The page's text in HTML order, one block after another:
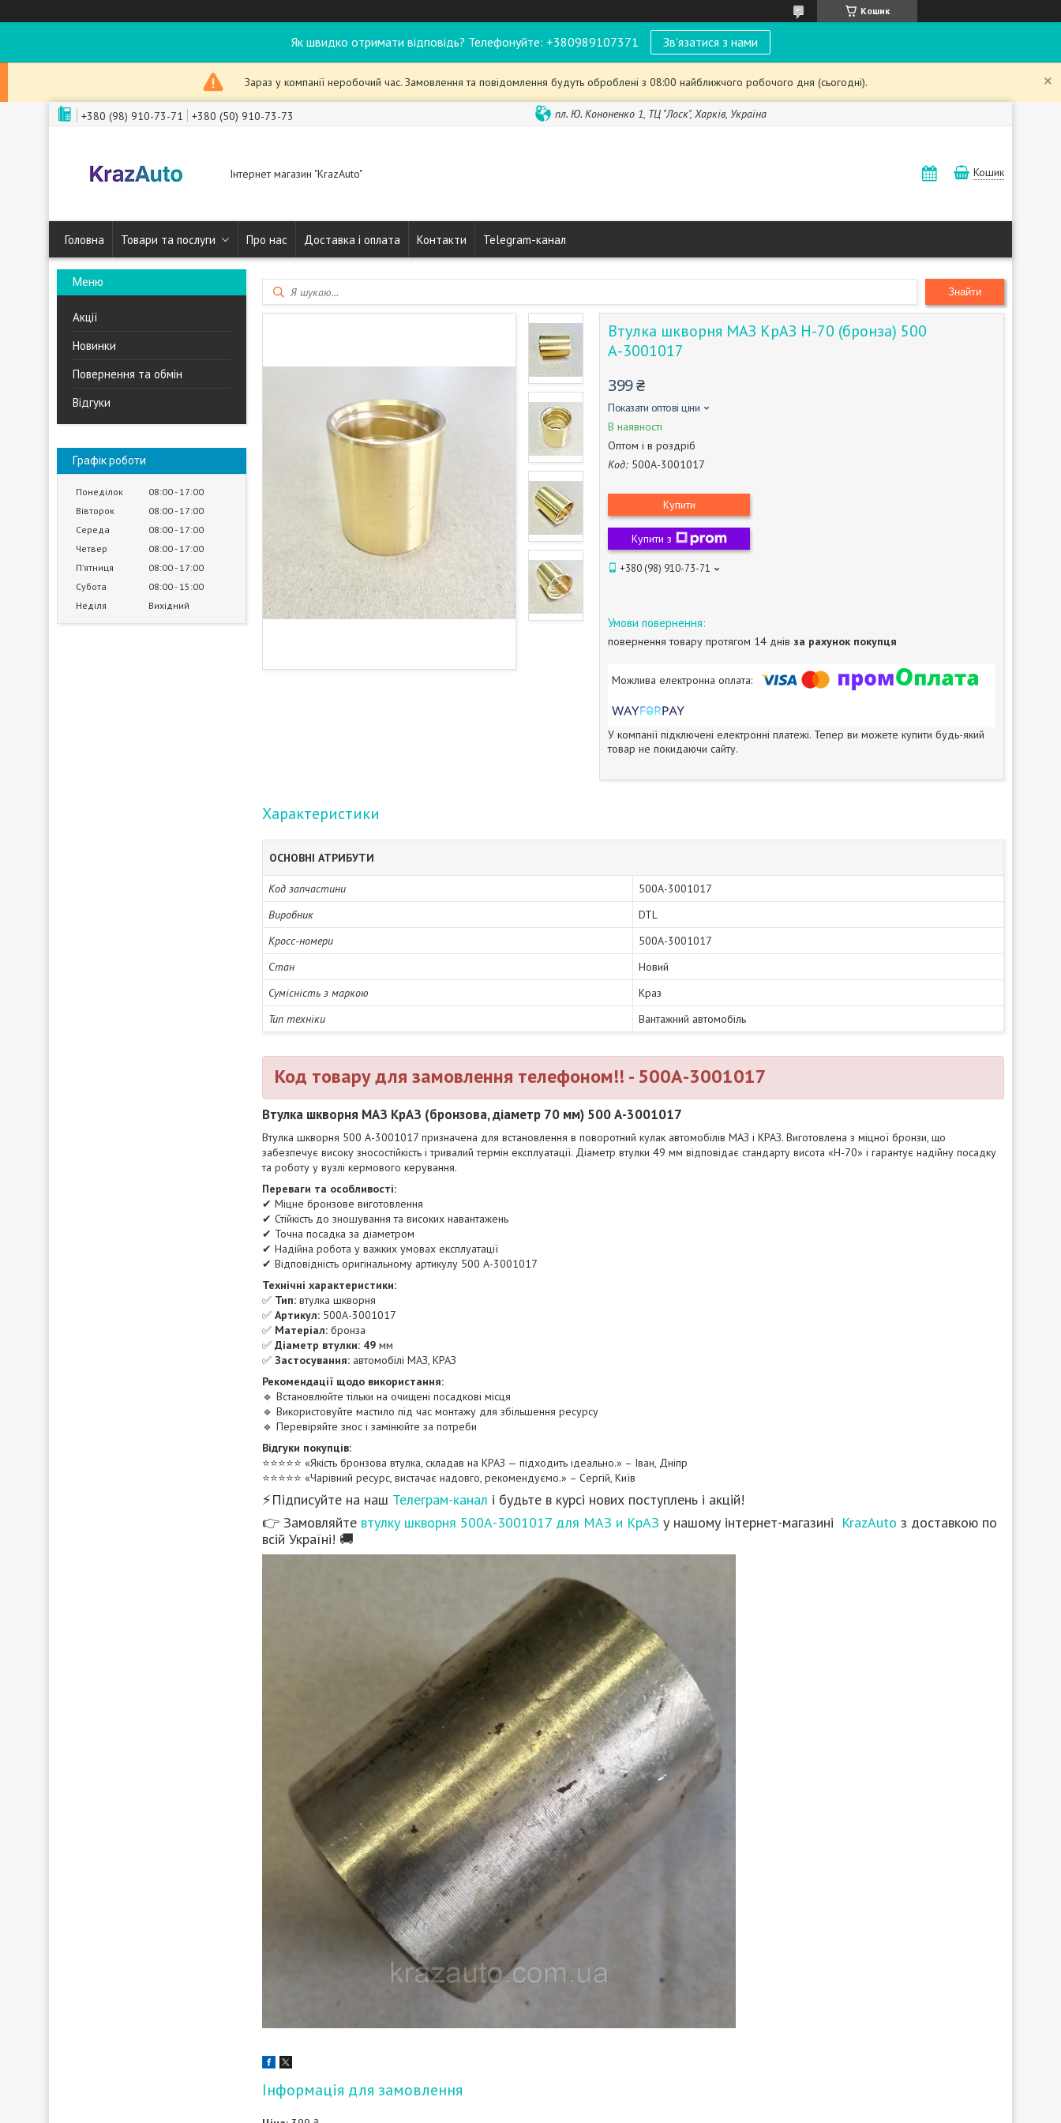
Кошик
Як швидко отримати відповідь? Телефонуйте: +380989107371 Зв'язатися з нами
Зараз у компанії неробочий час. Замовлення та повідомлення будуть оброблені з 08:00 найближчого робочого дня (сьогодні).
+380 (98) 910-73-71 +380 (50) 910-73-73 пл. Ю. Кононенко 1, ТЦ "Лоск", Харків, Україна
Інтернет магазин "KrazAuto" Кошик
Головна Товари та послуги Про нас Доставка і оплата Контакти Telegram-канал
Акції
Новинки
Повернення та обмін
Відгуки
Графік роботи
Понеділок 08:00 17:00
Вівторок
08:00 17:00
Середа
08:00 17:00
Четвер
08:00 17:00
Пʼятниця
08:00 17:00
Субота
08:00 15:00
Неділя
Вихідний
Знайти
Втулка шкворня МАЗ КрАЗ Н-70 (бронза) 500
А-3001017
399 ₴
Показати оптові ціни
В наявності
Оптом і в роздріб
Код: 500А-3001017
Купити
Купити з
+380 (98) 910-73-71
повернення товару протягом 14 днів за рахунок покупця
У компанії підключені електронні платежі. Тепер ви можете купити будь-який
товар не покидаючи сайту.
Характеристики
ОСНОВНІ АТРИБУТИ
Код запчастини
500А-3001017
Виробник
DTL
Кросс-номери
500А-3001017
Стан
Новий
Сумісність з маркою
Краз
Тип техніки
Вантажний автомобіль
Код товару для замовлення телефоном!! - 500А-3001017
Втулка шкворня МАЗ КрАЗ (бронзова, діаметр 70 мм) 500 А-3001017
Втулка шкворня 500 А-3001017 призначена для встановлення в поворотний кулак автомобілів МАЗ і КРАЗ. Виготовлена з міцної бронзи, що
забезпечує високу зносостійкість і тривалий термін експлуатації. Діаметр втулки 49 мм відповідає стандарту висота «Н-70» і гарантує надійну посадку
та роботу у вузлі кермового керування.
Переваги та особливості:
✔ Міцне бронзове виготовлення
✔ Стійкість до зношування та високих навантажень
✔ Точна посадка за діаметром
✔ Надійна робота у важких умовах експлуатації
✔ Відповідність оригінальному артикулу 500 А-3001017
Технічні характеристики:
✅ Тип: втулка шкворня
✅ Артикул: 500А-3001017
✅ Матеріал: бронза
✅ Діаметр втулки: 49 мм
✅ Застосування: автомобілі МАЗ, КРАЗ
Рекомендації щодо використання:
🔹 Встановлюйте тільки на очищені посадкові місця
🔹 Використовуйте мастило під час монтажу для збільшення ресурсу
🔹 Перевіряйте знос і замінюйте за потреби
Відгуки покупців:
⭐️⭐️⭐️⭐️⭐️ «Якість бронзова втулка, складав на КРАЗ — підходить ідеально.» – Іван, Дніпр
⭐️⭐️⭐️⭐️⭐️ «Чарівний ресурс, вистачає надовго, рекомендуємо.» – Сергій, Київ
⚡Підписуйте на наш Телеграм-канал і будьте в курсі нових поступлень і акцій!
👉 Замовляйте втулку шкворня 500А-3001017 для МАЗ и КрАЗ у нашому інтернет-магазині KrazAuto з доставкою по
всій Україні! 🚚
Інформація для замовлення